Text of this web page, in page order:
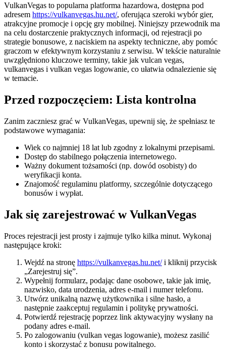
VulkanVegas to popularna platforma hazardowa, dostępna pod
adresem https://vulkanvegas.hu.net/, oferująca szeroki wybór gier,
atrakcyjne promocje i opcję gry mobilnej. Niniejszy przewodnik ma
na celu dostarczenie praktycznych informacji, od rejestracji po
strategie bonusowe, z naciskiem na aspekty techniczne, aby pomóc
graczom w efektywnym korzystaniu z serwisu. W tekście naturalnie
uwzględniono kluczowe terminy, takie jak vulcan vegas,
vulkanvegas i vulkan vegas logowanie, co ułatwia odnalezienie się
w temacie.
Przed rozpoczęciem: Lista kontrolna
Zanim zaczniesz grać w VulkanVegas, upewnij się, że spełniasz te
podstawowe wymagania:
Wiek co najmniej 18 lat lub zgodny z lokalnymi przepisami.
Dostęp do stabilnego połączenia internetowego.
Ważny dokument tożsamości (np. dowód osobisty) do
weryfikacji konta.
Znajomość regulaminu platformy, szczególnie dotyczącego
bonusów i wypłat.
Jak się zarejestrować w VulkanVegas
Proces rejestracji jest prosty i zajmuje tylko kilka minut. Wykonaj
następujące kroki:
Wejdź na stronę https://vulkanvegas.hu.net/i kliknij przycisk
„Zarejestruj się”.
Wypełnij formularz, podając dane osobowe, takie jak imię,
nazwisko, data urodzenia, adres e-mail i numer telefonu.
Utwórz unikalną nazwę użytkownika i silne hasło, a
następnie zaakceptuj regulamin i politykę prywatności.
Potwierdź rejestrację poprzez link aktywacyjny wysłany na
podany adres e-mail.
Po zalogowaniu (vulkan vegas logowanie), możesz zasilić
konto i skorzystać z bonusu powitalnego.